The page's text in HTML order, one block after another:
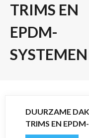
TRIMS EN
EPDM-
SYSTEMEN
DUURZAME
TRIMS EN